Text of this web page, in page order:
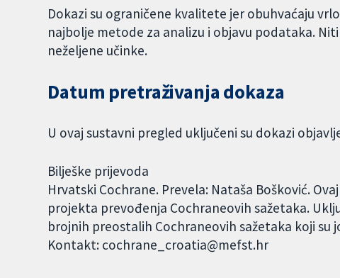
Dokazi su ograničene kvalitete jer obuhvaćaju
najbolje metode za analizu i objavu podataka.
neželjene učinke.
Datum pretraživanja dokaza
U ovaj sustavni pregled uključeni su dokazi
Bilješke prijevoda
Hrvatski Cochrane. Prevela: Nataša Bošković.
projekta prevođenja Cochraneovih sažetaka.
brojnih preostalih Cochraneovih sažetaka koji su
Kontakt: cochrane_croatia@mefst.hr